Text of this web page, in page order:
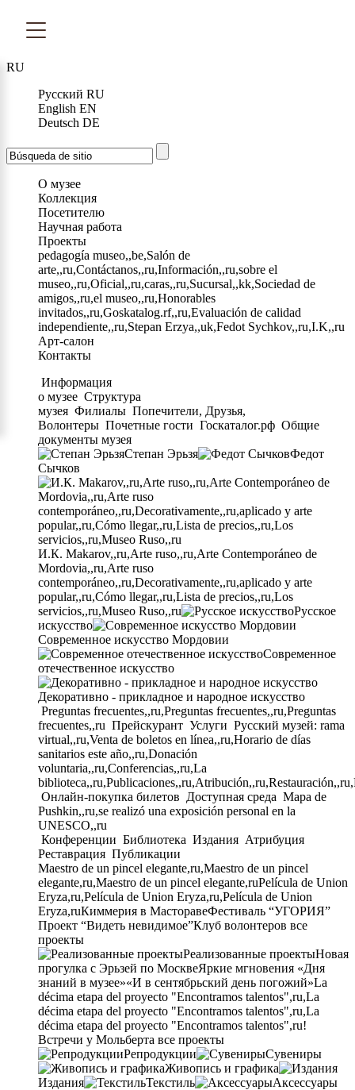
RU
Русский RU
English EN
Deutsch DE
О музее
Коллекция
Посетителю
Научная работа
Проекты
pedagogía museo,,be,Salón de
arte,,ru,Contáctanos,,ru,Información,,ru,sobre el
museo,,ru,Oficial,,ru,caras,,ru,Sucursal,,kk,Sociedad de
amigos,,ru,el museo,,ru,Honorables
invitados,,ru,Goskatalog.rf,,ru,Evaluación de calidad
independiente,,ru,Stepan Erzya,,uk,Fedot Sychkov,,ru,I.K,,ru
Арт-салон
Контакты
Информация
о музее Структура
музея Филиалы Попечители, Друзья,
Волонтеры Почетные гости Госкаталог.рф Общие
документы музея
Степан Эрьзя
Федот
Сычков
И.К. Makarov,,ru,Arte ruso,,ru,Arte Contemporáneo de
Mordovia,,ru,Arte ruso
contemporáneo,,ru,Decorativamente,,ru,aplicado y arte
popular,,ru,Cómo llegar,,ru,Lista de precios,,ru,Los
servicios,,ru,Museo Ruso,,ru
Русское
искусство
Современное искусство Мордовии
Современное
отечественное искусство
Декоративно - прикладное и народное искусство
Preguntas frecuentes,,ru,Preguntas frecuentes,,ru,Preguntas
frecuentes,,ru Прейскурант Услуги Русский музей: rama
virtual,,ru,Venta de boletos en línea,,ru,Horario de días
sanitarios este año,,ru,Donación
voluntaria,,ru,Conferencias,,ru,La
Онлайн-покупка билетов Доступная среда Mapa de
Pushkin,,ru,se realizó una exposición personal en la
UNESCO,,ru
Конференции Библиотека Издания Атрибуция
Реставрация Публикации
Maestro de un pincel elegante,ru,Maestro de un pincel
elegante,ru,Maestro de un pincel elegante,ruPelícula de Union
Eryza,ru,Película de Union Eryza,ru,Película de Union
Eryza,ruКиммерия в МасторавеФестиваль “УГОРИЯ”
Проект “Видеть невидимое”Клуб волонтеров все
проекты
Реализованные проектыНовая
прогулка с Эрьзей по МосквеЯркие мгновения «Дня
знаний в музее»«И в сентябрьский день погожий»La
décima etapa del proyecto "Encontramos talentos",ru,La
décima etapa del proyecto "Encontramos talentos",ru,La
décima etapa del proyecto "Encontramos talentos",ru!
Встречи у Мольберта все проекты
Репродукции
Сувениры
Живопись и графика
Издания
Текстиль Аксессуары